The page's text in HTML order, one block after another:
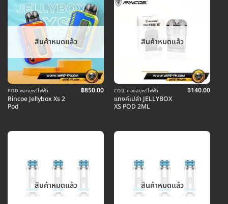
สินค้าหมดแล้ว
POD พอตบุหรี่ไฟฟ้า
Rincoe Jellybox Xs 2
Pod
฿850.00
สินค้าหมดแล้ว
COIL คอยล์บุหรี่ไฟฟ้า
แทงค์เปล่า JELLYBOX
XS POD 2ML
฿140.00
สินค้าหมดแล้ว สินค้าหมดแล้ว